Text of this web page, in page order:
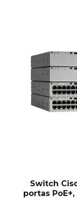
Switch
portas